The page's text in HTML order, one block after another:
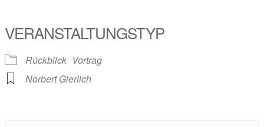
VERANSTALTUNGSTYP
Rückblick Vortrag
Norbert Gierlich